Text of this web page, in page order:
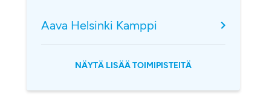
Aava Helsinki Kamppi
NÄYTÄ LISÄÄ TOIMIPISTEITÄ